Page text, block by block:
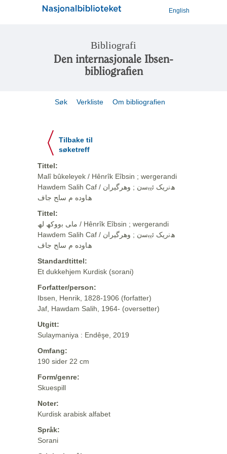
English
Bibliografi
Den internasjonale Ibsen-
bibliografien
Søk Verkliste Om bibliografien
Tilbake til
søketreff
Tittel:
Malî bûkeleyek / Hênrîk Eîbsin ; wergerandi
Hawdem Salih Caf / ھﻧرﯾﮏ ﺋﯾﺑﺳن ; وهرگيران
ھﺎوده م ﺳﺎﺢ ﺟﺎف
Tittel:
ﻣﺎﯽ ﺑووﮐﮫ ﻟﮫ / Hênrîk Eîbsin ; wergerandi
Hawdem Salih Caf / ھﻧرﯾﮏ ﺋﯾﺑﺳن ; وهرگيران
ھﺎوده م ﺳﺎﺢ ﺟﺎف
Standardtittel:
Et dukkehjem Kurdisk (sorani)
Forfatter/person:
Ibsen, Henrik, 1828-1906 (forfatter)
Jaf, Hawdam Salih, 1964- (oversetter)
Utgitt:
Sulaymaniya : Endêşe, 2019
Omfang:
190 sider 22 cm
Form/genre:
Skuespill
Noter:
Kurdisk arabisk alfabet
Språk:
Sorani